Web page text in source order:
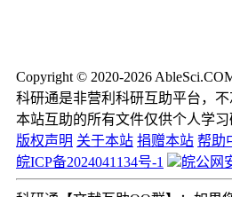
Copyright © 2020-2026
科研通是非营利科研互助平台，
本站互助的所有文件仅供个人学
版权声明 关于本站 捐赠本站 帮助
皖ICP备2024041134号-1
皖公网